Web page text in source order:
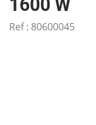
1600 W
Ref : 80600045